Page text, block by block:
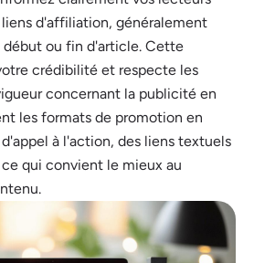
d'affiliation, généralement
début ou fin d'article. Cette
crédibilité et respecte les
concernant la publicité en
les formats de promotion en
à l'action, des liens textuels
qui convient le mieux au